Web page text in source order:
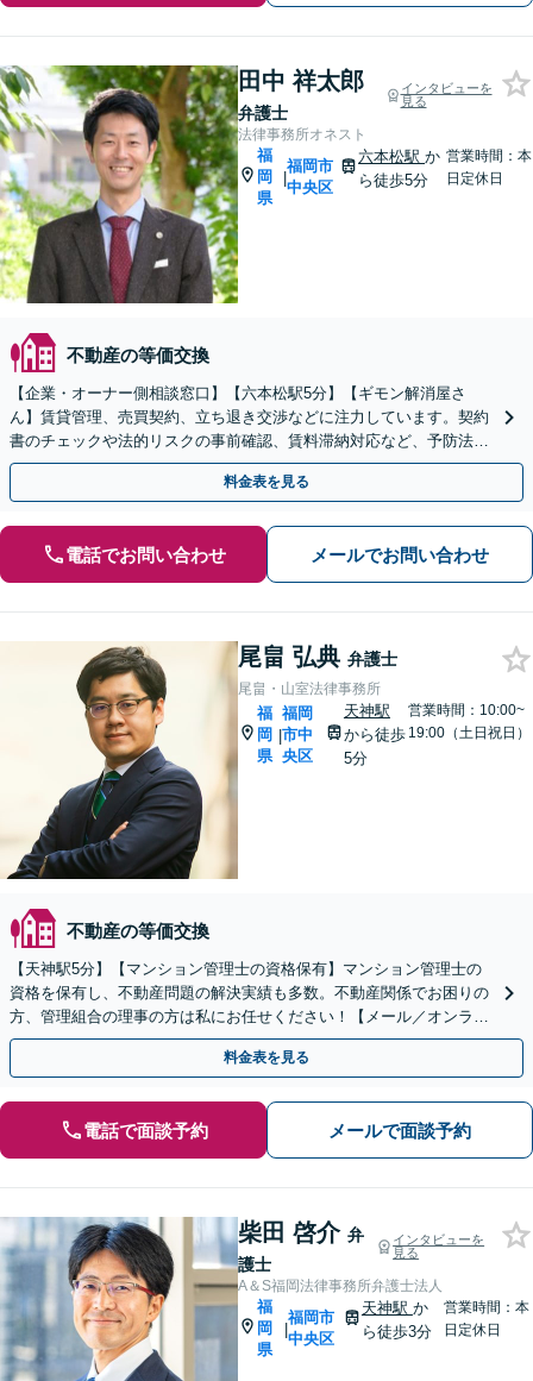
田中 祥太郎
弁護士
インタビューを
見る
法律事務所オネスト
福
岡
県
|
福岡市
中央区
六本松駅か
ら徒歩5分
営業時間：本
日定休日
不動産の等価交換
【企業・オーナー側相談窓口】【六本松駅5分】【ギモン解消屋さ
ん】賃貸管理、売買契約、立ち退き交渉などに注力しています。契約
書のチェックや法的リスクの事前確認、賃料滞納対応など、予防法務
から実務的な交渉・手続きまで幅広くサポートいたします。
料金表を見る
電話でお問い合わせ メールでお問い合わせ
尾畠 弘典 弁護士
尾畠・山室法律事務所
福
岡
県
|
福岡
市中
央区
天神駅
から徒歩
5分
営業時間：10:00~
19:00（土日祝日）
不動産の等価交換
【天神駅5分】【マンション管理士の資格保有】マンション管理士の
資格を保有し、不動産問題の解決実績も多数。不動産関係でお困りの
方、管理組合の理事の方は私にお任せください！【メール／オンライ
ン相談可】
料金表を見る
電話で面談予約 メールで面談予約
柴田 啓介 弁
護士
インタビューを
見る
A＆S福岡法律事務所弁護士法人
福
岡
県
|
福岡市
中央区
天神駅 か
ら徒歩3分
営業時間：本
日定休日